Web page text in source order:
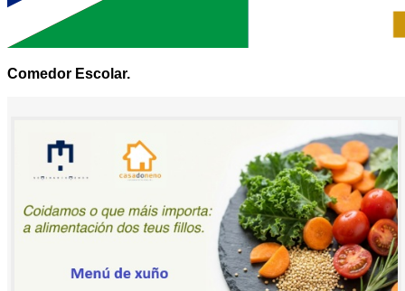
Comedor Escolar.